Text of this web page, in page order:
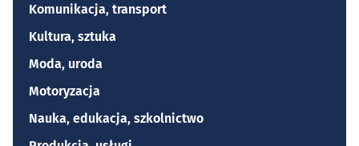
Komunikacja, transport
Kultura, sztuka
Moda, uroda
Motoryzacja
Nauka, edukacja, szkolnictwo